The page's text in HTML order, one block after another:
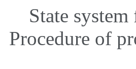
State
Procedure of